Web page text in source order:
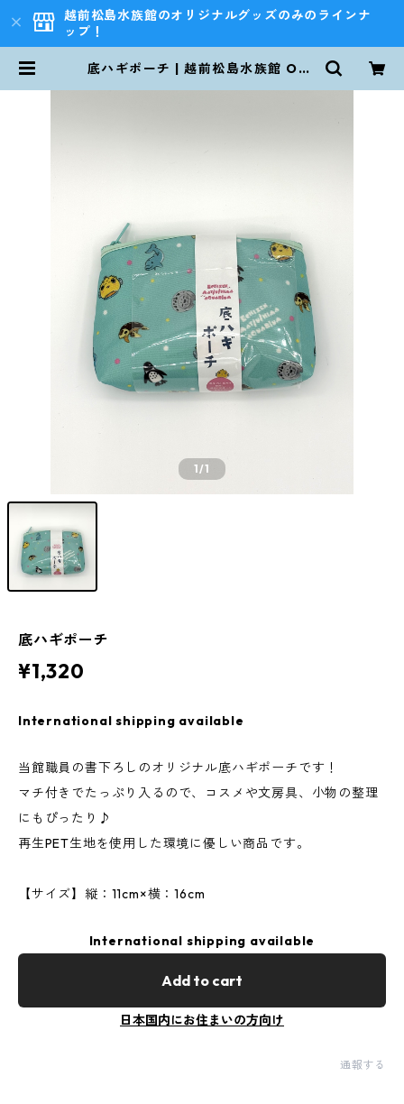
越前松島水族館のオリジナルグッズのみのラインナ
ップ！
底ハギポーチ | 越前松島水族館 ONL
1/1
底ハギポーチ
¥1,320
International shipping available
当館職員の書下ろしのオリジナル底ハギポーチです！
マチ付きでたっぷり入るので、コスメや文房具、小物の整理
にもぴったり♪
再生PET生地を使用した環境に優しい商品です。
【サイズ】縦：11cm×横：16cm
International shipping available
Add to cart
日本国内にお住まいの方向け
通報する